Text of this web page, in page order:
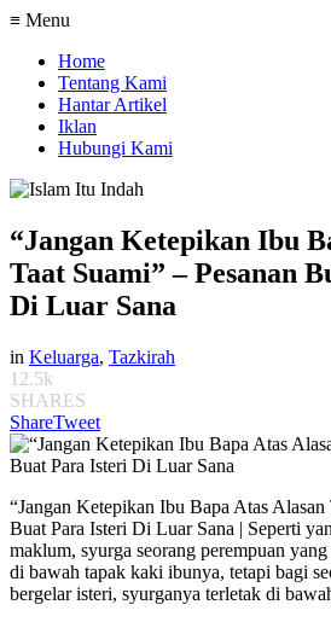
≡ Menu
Home
Tentang Kami
Hantar Artikel
Iklan
Hubungi Kami
“Jangan Ketepikan Ibu
Taat Suami” – Pesanan
Di Luar Sana
in Keluarga, Tazkirah
12.5k
SHARES
ShareTweet
“Jangan Ketepikan Ibu Bapa Atas Alasan
Buat Para Isteri Di Luar Sana | Seperti
maklum, syurga seorang perempuan
di bawah tapak kaki ibunya, tetapi bagi
bergelar isteri, syurganya terletak di